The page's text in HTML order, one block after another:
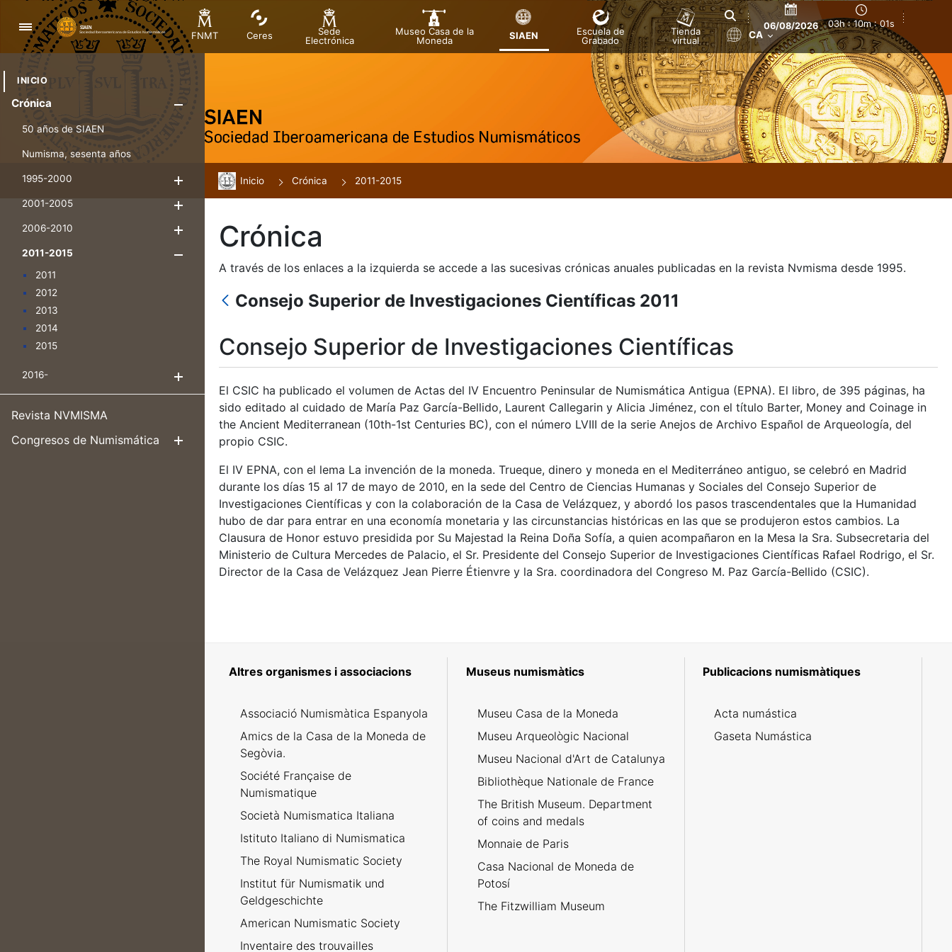
Navegació
FNMT Ceres
Sede
Electrónica
Museo Casa de la
Moneda
SIAEN
Escuela de
Grabado
Tienda
virtual
06/08/2026 03h : 10m : 01s
CA
INICIO
Crónica
50 años de SIAEN
Numisma, sesenta años
1995-2000
Mostra/Amaga
2001-2005
2006-2010
Mostra/Amaga
2011-2015
2011
2012
2013
2014
2015
2016-
Revista NVMISMA
Congresos de Numismática
Mostra/Amaga
Inicio Crónica 2011-2015
Crónica
A través de los enlaces a la izquierda se accede a las sucesivas crónicas anuales publicadas en la revista Nvmisma desde 1995.
Consejo Superior de Investigaciones Científicas 2011
Consejo Superior de Investigaciones Científicas
El CSIC ha publicado el volumen de Actas del IV Encuentro Peninsular de Numismática Antigua (EPNA). El libro, de 395 páginas, ha
sido editado al cuidado de María Paz García-Bellido, Laurent Callegarin y Alicia Jiménez, con el título Barter, Money and Coinage in
the Ancient Mediterranean (10th-1st Centuries BC), con el número LVIII de la serie Anejos de Archivo Español de Arqueología, del
propio CSIC.
El IV EPNA, con el lema La invención de la moneda. Trueque, dinero y moneda en el Mediterráneo antiguo, se celebró en Madrid
durante los días 15 al 17 de mayo de 2010, en la sede del Centro de Ciencias Humanas y Sociales del Consejo Superior de
Investigaciones Científicas y con la colaboración de la Casa de Velázquez, y abordó los pasos trascendentales que la Humanidad
hubo de dar para entrar en una economía monetaria y las circunstancias históricas en las que se produjeron estos cambios. La
Clausura de Honor estuvo presidida por Su Majestad la Reina Doña Sofía, a quien acompañaron en la Mesa la Sra. Subsecretaria del
Ministerio de Cultura Mercedes de Palacio, el Sr. Presidente del Consejo Superior de Investigaciones Científicas Rafael Rodrigo, el Sr.
Director de la Casa de Velázquez Jean Pierre Étienvre y la Sra. coordinadora del Congreso M. Paz García-Bellido (CSIC).
Altres organismes i associacions
Associació Numismàtica Espanyola
Amics de la Casa de la Moneda de
Segòvia.
Société Française de
Numismatique
Società Numismatica Italiana
Istituto Italiano di Numismatica
The Royal Numismatic Society
Institut für Numismatik und
Geldgeschichte
American Numismatic Society
Inventaire des trouvailles
Museus numismàtics
Museu Casa de la Moneda
Museu Arqueològic Nacional
Museu Nacional d'Art de Catalunya
Bibliothèque Nationale de France
The British Museum. Department
of coins and medals
Monnaie de Paris
Casa Nacional de Moneda de
Potosí
The Fitzwilliam Museum
Publicacions numismàtiques
Acta numástica
Gaseta Numástica